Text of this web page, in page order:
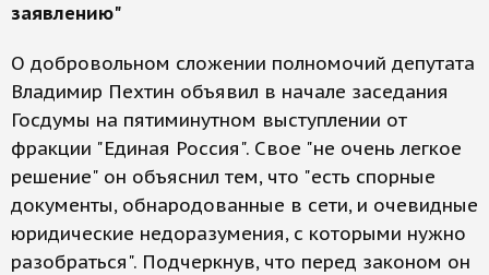
заявлению"
О добровольном сложении полномочий депутата
Владимир Пехтин объявил в начале заседания
Госдумы на пятиминутном выступлении от
фракции "Единая Россия". Свое "не очень легкое
решение" он объяснил тем, что "есть спорные
документы, обнародованные в сети, и очевидные
юридические недоразумения, с которыми нужно
разобраться". Подчеркнув, что перед законом он